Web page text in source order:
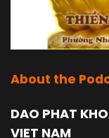
About the
DAO PHAT
VIET NAM